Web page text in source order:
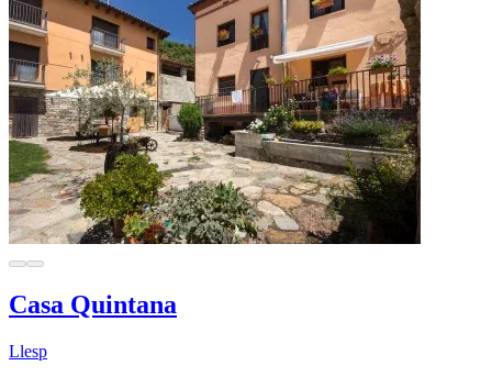
Casa Quintana
Llesp